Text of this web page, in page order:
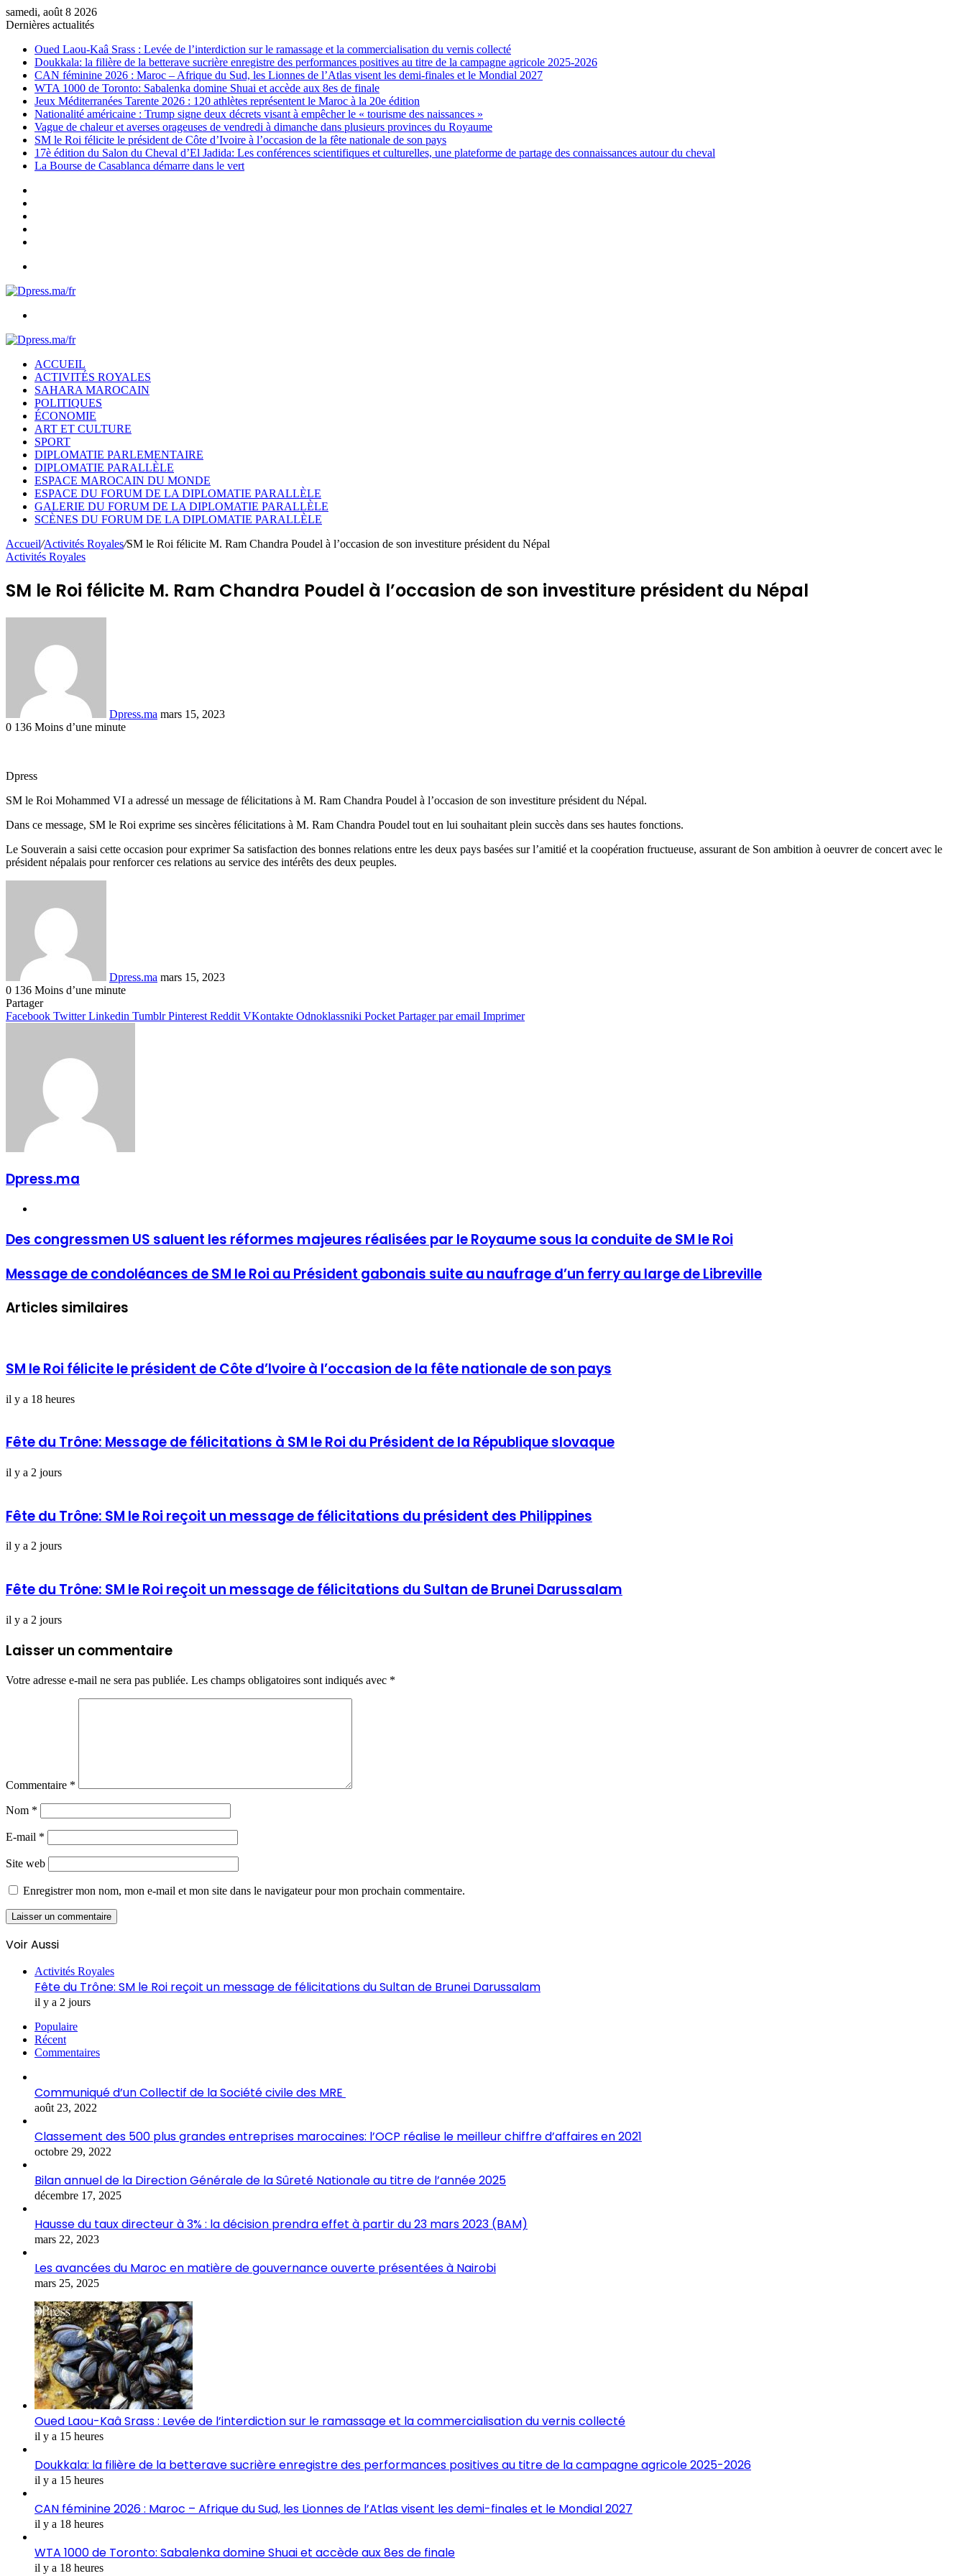
samedi, août 8 2026
Dernières actualités
Oued Laou-Kaâ Srass : Levée de l’interdiction sur le ramassage et la commercialisation du vernis collecté
Doukkala: la filière de la betterave sucrière enregistre des performances positives au titre de la campagne agricole 2025-2026
CAN féminine 2026 : Maroc – Afrique du Sud, les Lionnes de l’Atlas visent les demi-finales et le Mondial 2027
WTA 1000 de Toronto: Sabalenka domine Shuai et accède aux 8es de finale
Jeux Méditerranées Tarente 2026 : 120 athlètes représentent le Maroc à la 20e édition
Nationalité américaine : Trump signe deux décrets visant à empêcher le « tourisme des naissances »
Vague de chaleur et averses orageuses de vendredi à dimanche dans plusieurs provinces du Royaume
SM le Roi félicite le président de Côte d’Ivoire à l’occasion de la fête nationale de son pays
17è édition du Salon du Cheval d’El Jadida: Les conférences scientifiques et culturelles, une plateforme de partage des connaissances autour du cheval
La Bourse de Casablanca démarre dans le vert
ACCUEIL
ACTIVITÉS ROYALES
SAHARA MAROCAIN
POLITIQUES
ÉCONOMIE
ART ET CULTURE
SPORT
DIPLOMATIE PARLEMENTAIRE
DIPLOMATIE PARALLÈLE
ESPACE MAROCAIN DU MONDE
ESPACE DU FORUM DE LA DIPLOMATIE PARALLÈLE
GALERIE DU FORUM DE LA DIPLOMATIE PARALLÈLE
SCÈNES DU FORUM DE LA DIPLOMATIE PARALLÈLE
Accueil/Activités Royales/SM le Roi félicite M. Ram Chandra Poudel à l’occasion de son investiture président du Népal
Activités Royales
SM le Roi félicite M. Ram Chandra Poudel à l’occasion de son investiture président du Népal
Dpress.ma mars 15, 2023
0 136 Moins d’une minute
Dpress
SM le Roi Mohammed VI a adressé un message de félicitations à M. Ram Chandra Poudel à l’occasion de son investiture président du Népal.
Dans ce message, SM le Roi exprime ses sincères félicitations à M. Ram Chandra Poudel tout en lui souhaitant plein succès dans ses hautes fonctions.
Le Souverain a saisi cette occasion pour exprimer Sa satisfaction des bonnes relations entre les deux pays basées sur l’amitié et la coopération fructueuse, assurant de Son ambition à oeuvrer de concert avec le
président népalais pour renforcer ces relations au service des intérêts des deux peuples.
Dpress.ma mars 15, 2023
0 136 Moins d’une minute
Facebook
Twitter
Linkedin
Tumblr
Pinterest
Reddit
VKontakte
Odnoklassniki
Pocket
Partager
Facebook Twitter Linkedin Tumblr Pinterest Reddit VKontakte Odnoklassniki Pocket Partager par email Imprimer
Dpress.ma
Des congressmen US saluent les réformes majeures réalisées par le Royaume sous la conduite de SM le Roi
Message de condoléances de SM le Roi au Président gabonais suite au naufrage d’un ferry au large de Libreville
Articles similaires
SM le Roi félicite le président de Côte d’Ivoire à l’occasion de la fête nationale de son pays
il y a 18 heures
Fête du Trône: Message de félicitations à SM le Roi du Président de la République slovaque
il y a 2 jours
Fête du Trône: SM le Roi reçoit un message de félicitations du président des Philippines
il y a 2 jours
Fête du Trône: SM le Roi reçoit un message de félicitations du Sultan de Brunei Darussalam
il y a 2 jours
Laisser un commentaire
Votre adresse e-mail ne sera pas publiée. Les champs obligatoires sont indiqués avec *
Commentaire *
Nom *
E-mail *
Site web
Enregistrer mon nom, mon e-mail et mon site dans le navigateur pour mon prochain commentaire.
Voir Aussi
Activités Royales
Fête du Trône: SM le Roi reçoit un message de félicitations du Sultan de Brunei Darussalam
il y a 2 jours
Populaire
Récent
Commentaires
Communiqué d’un Collectif de la Société civile des MRE
août 23, 2022
Classement des 500 plus grandes entreprises marocaines: l’OCP réalise le meilleur chiffre d’affaires en 2021
octobre 29, 2022
Bilan annuel de la Direction Générale de la Sûreté Nationale au titre de l’année 2025
décembre 17, 2025
Hausse du taux directeur à 3% : la décision prendra effet à partir du 23 mars 2023 (BAM)
mars 22, 2023
Les avancées du Maroc en matière de gouvernance ouverte présentées à Nairobi
mars 25, 2025
Oued Laou-Kaâ Srass : Levée de l’interdiction sur le ramassage et la commercialisation du vernis collecté
il y a 15 heures
Doukkala: la filière de la betterave sucrière enregistre des performances positives au titre de la campagne agricole 2025-2026
il y a 15 heures
CAN féminine 2026 : Maroc – Afrique du Sud, les Lionnes de l’Atlas visent les demi-finales et le Mondial 2027
il y a 18 heures
WTA 1000 de Toronto: Sabalenka domine Shuai et accède aux 8es de finale
il y a 18 heures